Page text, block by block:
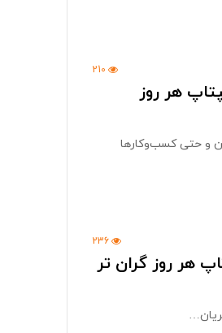
210
هر روز
و حتی کسب‌وکارها
236
هر روز گران تر